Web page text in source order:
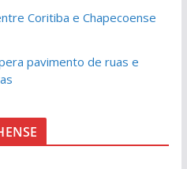
Coritiba e Chapecoense
pavimento de ruas e